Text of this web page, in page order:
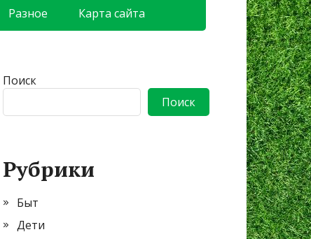
Разное Карта сайта
Поиск
Поиск
Рубрики
Быт
Дети